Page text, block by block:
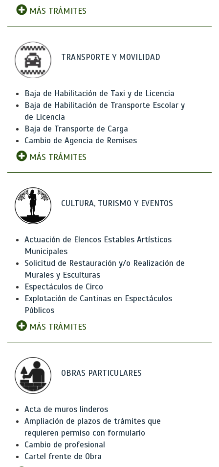
MÁS TRÁMITES
TRANSPORTE Y MOVILIDAD
Baja de Habilitación de Taxi y de Licencia
Baja de Habilitación de Transporte Escolar y
de Licencia
Baja de Transporte de Carga
Cambio de Agencia de Remises
MÁS TRÁMITES
CULTURA, TURISMO Y EVENTOS
Actuación de Elencos Estables Artísticos
Municipales
Solicitud de Restauración y/o Realización de
Murales y Esculturas
Espectáculos de Circo
Explotación de Cantinas en Espectáculos
Públicos
MÁS TRÁMITES
OBRAS PARTICULARES
Acta de muros linderos
Ampliación de plazos de trámites que
requieren permiso con formulario
Cambio de profesional
Cartel frente de Obra